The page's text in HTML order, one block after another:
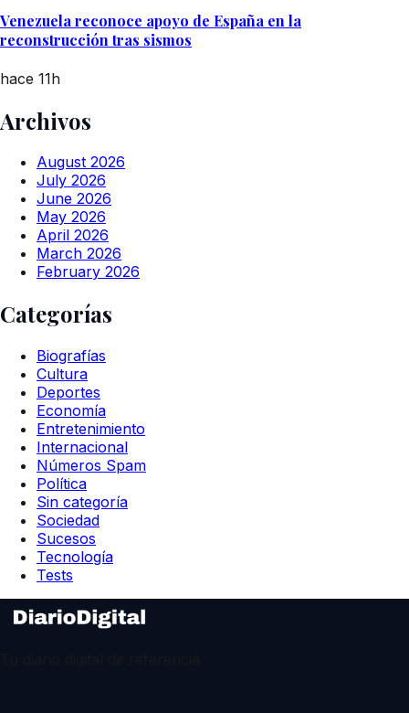
Venezuela reconoce apoyo de España en la
reconstrucción tras sismos
hace 11h
Archivos
August 2026
July 2026
June 2026
May 2026
April 2026
March 2026
February 2026
Categorías
Biografías
Cultura
Deportes
Economía
Entretenimiento
Internacional
Números Spam
Política
Sin categoría
Sociedad
Sucesos
Tecnología
Tests